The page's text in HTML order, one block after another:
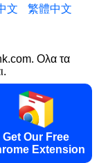
文
繁體中文
Ολα τα
Get Our Free
Extension